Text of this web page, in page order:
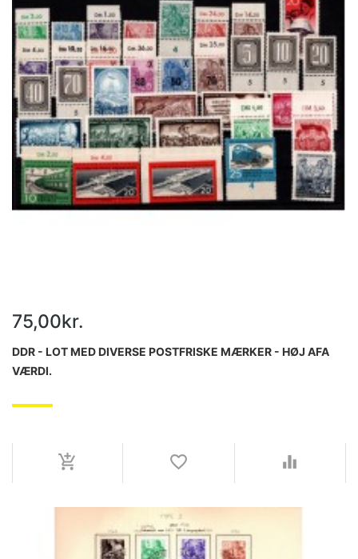
75,00kr.
DDR - LOT MED DIVERSE POSTFRISKE MÆRKER - HØJ AFA
VÆRDI.